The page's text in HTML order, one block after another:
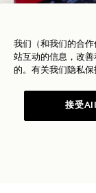
在
我们（和我们的合
站互动的信息，改
的。有关我们隐私
接受All